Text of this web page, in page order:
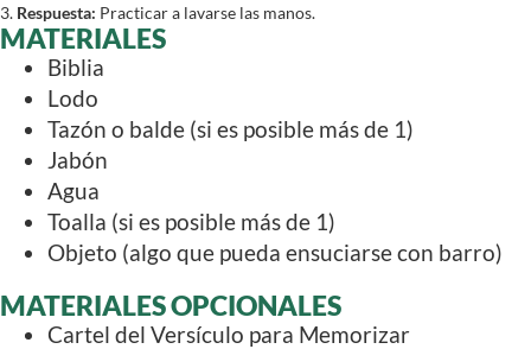
3. Respuesta: Practicar a lavarse las manos.
MATERIALES
Biblia
Lodo
Tazón o balde (si es posible más de 1)
Jabón
Agua
Toalla (si es posible más de 1)
Objeto (algo que pueda ensuciarse con barro)
MATERIALES OPCIONALES
Cartel del Versículo para Memorizar